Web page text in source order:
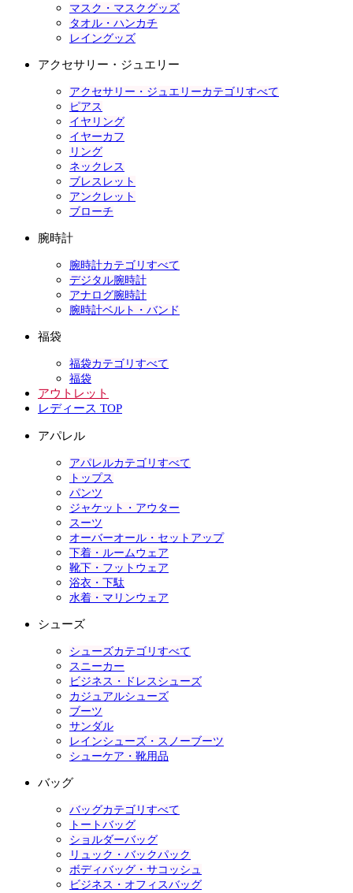
マスク・マスクグッズ
タオル・ハンカチ
レイングッズ
アクセサリー・ジュエリー
アクセサリー・ジュエリーカテゴリすべて
ピアス
イヤリング
イヤーカフ
リング
ネックレス
ブレスレット
アンクレット
ブローチ
腕時計
腕時計カテゴリすべて
デジタル腕時計
アナログ腕時計
腕時計ベルト・バンド
福袋
福袋カテゴリすべて
福袋
アウトレット
レディース TOP
アパレル
アパレルカテゴリすべて
トップス
パンツ
ジャケット・アウター
スーツ
オーバーオール・セットアップ
下着・ルームウェア
靴下・フットウェア
浴衣・下駄
水着・マリンウェア
シューズ
シューズカテゴリすべて
スニーカー
ビジネス・ドレスシューズ
カジュアルシューズ
ブーツ
サンダル
レインシューズ・スノーブーツ
シューケア・靴用品
バッグ
バッグカテゴリすべて
トートバッグ
ショルダーバッグ
リュック・バックパック
ボディバッグ・サコッシュ
ビジネス・オフィスバッグ